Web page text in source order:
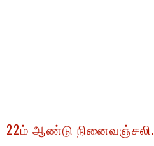
22ம் ஆண்டு நினைவஞ்சலி.